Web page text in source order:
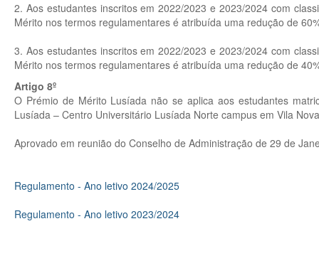
2. Aos estudantes inscritos em 2022/2023 e 2023/2024 com
Mérito nos termos regulamentares é atribuída uma redução de
3. Aos estudantes inscritos em 2022/2023 e 2023/2024 com
Mérito nos termos regulamentares é atribuída uma redução de
Artigo 8º
O Prémio de Mérito Lusíada não se aplica aos estudantes
Lusíada – Centro Universitário Lusíada Norte campus em Vila
Aprovado em reunião do Conselho de Administração de 29 de
Regulamento - Ano letivo 2024/2025
Regulamento - Ano letivo 2023/2024